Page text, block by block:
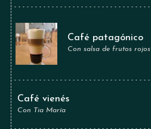
Café patagónico
Con salsa de frutos rojos
Café vienés
Con Tia María